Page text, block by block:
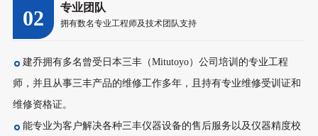
02 专业团队
拥有数名专业工程师及技术团队支持
建乔拥有多名曾受日本三丰（Mitutoyo）公司培训的专业工程
师，并且从事三丰产品的维修工作多年，且持有专业维修受训证和
维修资格证。
能专业为客户解决各种三丰仪器设备的售后服务以及仪器精度校